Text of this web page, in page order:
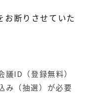
断りさせていた
ID（登録無料）
み（抽選）が必要